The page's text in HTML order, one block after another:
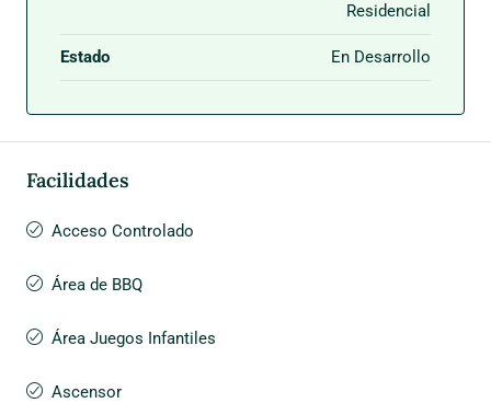
Residencial
Estado En Desarrollo
Facilidades
Acceso Controlado
Área de BBQ
Área Juegos Infantiles
Ascensor